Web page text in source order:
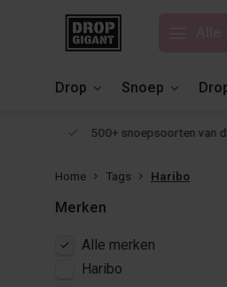
Drop Snoep
500+ snoepsoorten van de
Home Tags Haribo
Merken
Alle merken
Haribo